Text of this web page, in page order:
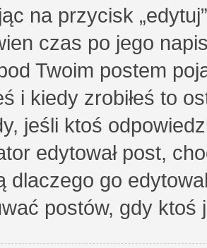
na przycisk
czas po jego
Twoim postem
i kiedy zrobiłeś to
jeśli ktoś
edytował post,
dlaczego go
postów, gdy ktoś